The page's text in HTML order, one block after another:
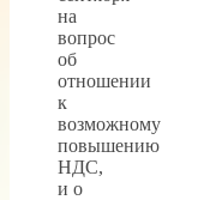
на
вопрос
об
отношении
к
возможному
повышению
НДС,
и о